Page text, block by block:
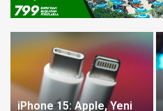
iPhone 15: Apple, Yeni